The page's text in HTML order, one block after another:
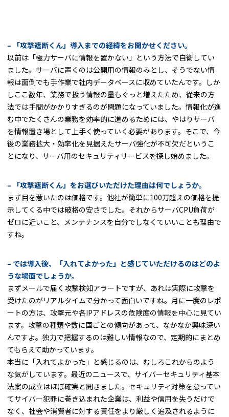
– 「攻撃遮断くん」導入までの経緯をお聞かせください。
以前は「極力サーバに情報を置かない」という方法で自衛してい
ました。サーバに置くのは公開用の情報のみとし、そうでない情
報は面倒でも手作業で社内データベースに収めていたんです。しか
しここ数年、業務で扱う情報の量もぐっと増えたため、従来の方
法では手間がかかりすぎるのが問題になっていました。情報化が進
む中でたくさんの業務を効率的に進めるためには、やはりサーバ
を情報置き場として上手く使っていく必要があります。そこで、今
後の業務拡大・効率化を見据えたサーバ強化が不可欠だというこ
とになり、サーバ用のセキュリティサービスを探し始めました。
– 「攻撃遮断くん」をお選びいただけた理由は何でしょうか。
まず目を惹いたのは価格です。他社が簡単に100万超えの価格を提
示してくる中では破格の安さでした。それからサーバCPU負荷が
ゼロに近いこと、メンテナンスを自分でしなくていいことも理由で
すね。
– では導入後、「入れてよかった」と感じていただけるのはどのよ
うな場面でしょうか。
まずメールで届く攻撃検知アラートですが、あれは実際に攻撃を
受けたのがリアルタイムで分かって面白いですね。月に一度のレポ
ートの方は、攻撃元や各IPアドレスの危険度の情報を中心に見てい
ます。攻撃の種類や数に国ごとの傾向があって、なかなか興味深い
んですよ。独力で把握するのは難しい情報なので、定期的にまとめ
てもらえて助かっています。
本当に「入れてよかった」と感じるのは、むしろこれからのよう
な気がしています。最近のニュースで、サイバーセキュリティ基本
法案の成立はほぼ確実と聞きました。セキュリティ対策を怠ってい
てサイバー犯罪に巻き込まれた企業は、利益や信用を失うだけで
なく、社会や消費者に対する責任をより厳しく追及されるように